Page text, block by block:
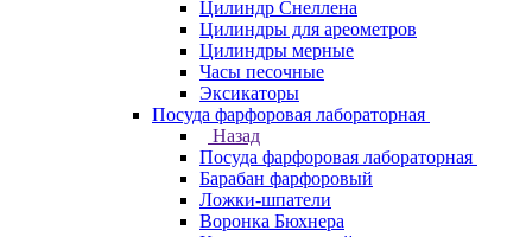
Цилиндр Снеллена
Цилиндры для ареометров
Цилиндры мерные
Часы песочные
Эксикаторы
Посуда фарфоровая лабораторная
Назад
Посуда фарфоровая лабораторная
Барабан фарфоровый
Ложки-шпатели
Воронка Бюхнера